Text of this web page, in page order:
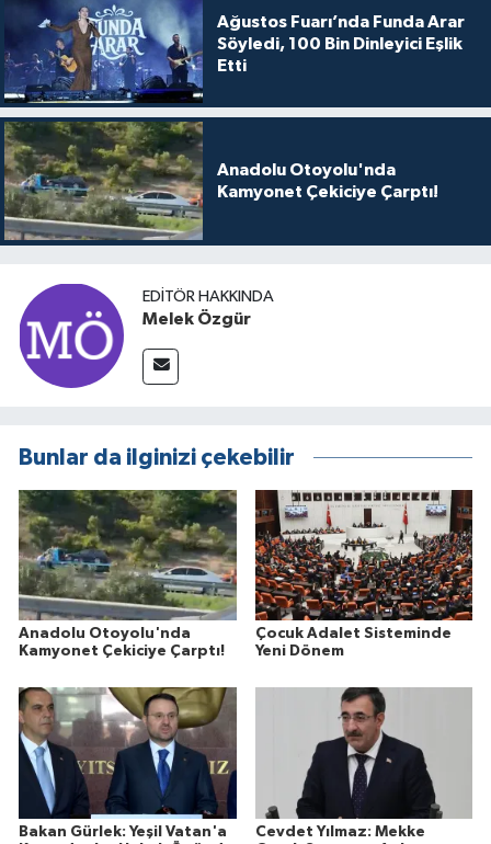
Ağustos Fuarı’nda Funda Arar
Söyledi, 100 Bin Dinleyici Eşlik
Etti
Anadolu Otoyolu'nda
Kamyonet Çekiciye Çarptı!
EDITÖR HAKKINDA
Melek Özgür
Bunlar da ilginizi çekebilir
Anadolu Otoyolu'nda
Kamyonet Çekiciye Çarptı!
Çocuk Adalet Sisteminde
Yeni Dönem
Bakan Gürlek: Yeşil Vatan'a
Cevdet Yılmaz: Mekke